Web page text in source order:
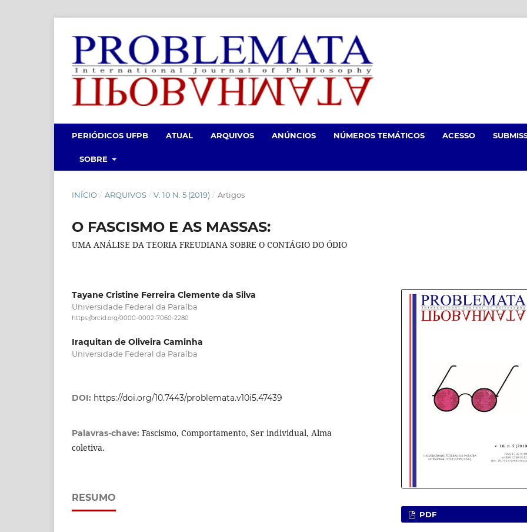
PERIÓDICOS UFPB ATUAL ARQUIVOS ANÚNCIOS NÚMEROS TEMÁTICOS ACESSO
SOBRE
INÍCIO / ARQUIVOS / V. 10 N. 5 (2019) / Artigos
O FASCISMO E AS MASSAS:
UMA ANÁLISE DA TEORIA FREUDIANA SOBRE O CONTÁGIO DO ÓDIO
Tayane Cristine Ferreira Clemente da Silva
Universidade Federal da Paraíba
https://orcid.org/0000-0002-7060-2280
Iraquitan de Oliveira Caminha
Universidade Federal da Paraíba
DOI: https://doi.org/10.7443/problemata.v10i5.47439
Palavras-chave: Fascismo, Comportamento, Ser individual, Alma
coletiva.
RESUMO
PDF